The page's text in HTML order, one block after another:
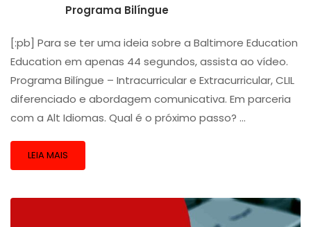
Programa Bilíngue
[:pb] Para se ter uma ideia sobre a Baltimore Education
Education em apenas 44 segundos, assista ao vídeo.
Programa Bilíngue – Intracurricular e Extracurricular, CLIL
diferenciado e abordagem comunicativa. Em parceria
com a Alt Idiomas. Qual é o próximo passo? …
LEIA MAIS